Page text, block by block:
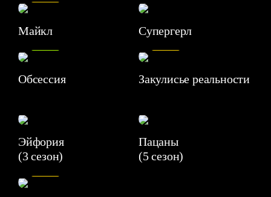
Майкл Супергерл
8.2
Обсессия
7.1
Закулисье реальности
Эйфория
(3 сезон)
Пацаны
(5 сезон)